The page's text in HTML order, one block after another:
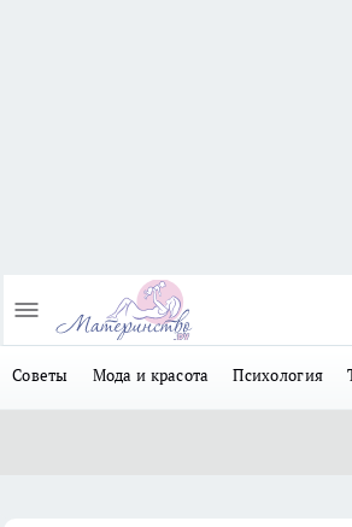
Советы Мода и красота Психология